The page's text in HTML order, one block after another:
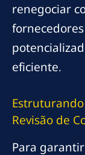
renegociar
eficiente.
Revisão de
Para